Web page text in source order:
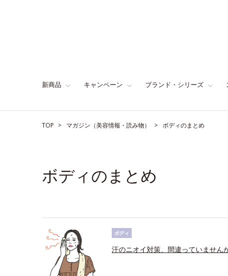
新商品 キャンペーン ブランド・シリーズ
TOP マガジン（美容情報・読み物） ボディのまとめ
ボディのまとめ
ボディ
汗のニオイ対策、間違っていません